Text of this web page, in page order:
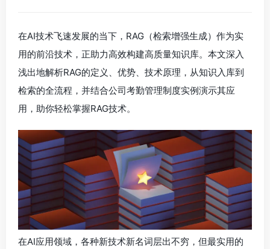
在AI技术飞速发展的当下，RAG（检索增强生成）作为实
用的前沿技术，正助力高效构建高质量知识库。本文深入
浅出地解析RAG的定义、优势、技术原理，从知识入库到
检索的全流程，并结合公司考勤管理制度实例演示其应
用，助你轻松掌握RAG技术。
在AI应用领域，各种新技术新名词层出不穷，但最实用的